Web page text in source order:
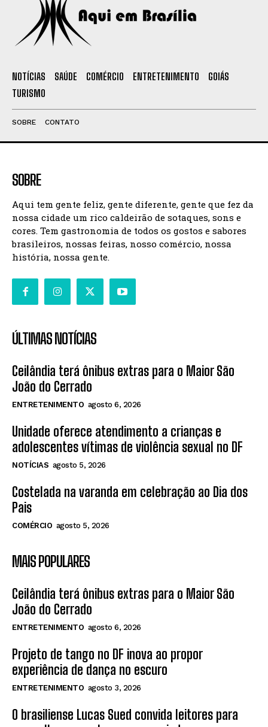
NOTÍCIAS SAÚDE COMÉRCIO ENTRETENIMENTO
GOIÁS
TURISMO
SOBRE CONTATO
SOBRE
Aqui tem gente feliz, gente diferente, gente que fez da
nossa cidade um rico caldeirão de sotaques, sons e
cores. Tem gastronomia de todos os gostos e sabores
brasileiros, nossas feiras, nosso comércio, nossa
história, nossa gente.
ÚLTIMAS NOTÍCIAS
Ceilândia terá ônibus extras para o Maior São
João do Cerrado
ENTRETENIMENTO agosto 6, 2026
Unidade oferece atendimento a crianças e
adolescentes vítimas de violência sexual no DF
NOTÍCIAS agosto 5, 2026
Costelada na varanda em celebração ao Dia dos
Pais
COMÉRCIO agosto 5, 2026
MAIS POPULARES
Ceilândia terá ônibus extras para o Maior São
João do Cerrado
ENTRETENIMENTO agosto 6, 2026
Projeto de tango no DF inova ao propor
experiência de dança no escuro
ENTRETENIMENTO agosto 3, 2026
O brasiliense Lucas Sued convida leitores para